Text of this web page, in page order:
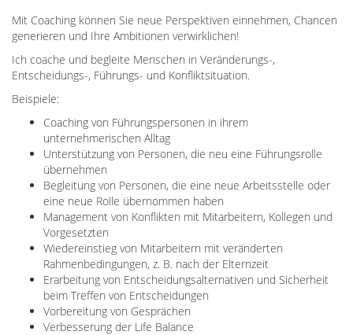
Mit Coaching können Sie neue Perspektiven einnehmen, Chancen
generieren und Ihre Ambitionen verwirklichen!
Ich coache und begleite Menschen in Veränderungs-,
Entscheidungs-, Führungs- und Konfliktsituation.
Beispiele:
Coaching von Führungspersonen in ihrem
unternehmerischen Alltag
Unterstützung von Personen, die neu eine Führungsrolle
übernehmen
Begleitung von Personen, die eine neue Arbeitsstelle oder
eine neue Rolle übernommen haben
Management von Konflikten mit Mitarbeitern, Kollegen und
Vorgesetzten
Wiedereinstieg von Mitarbeitern mit veränderten
Rahmenbedingungen, z. B. nach der Elternzeit
Erarbeitung von Entscheidungsalternativen und Sicherheit
beim Treffen von Entscheidungen
Vorbereitung von Gesprächen
Verbesserung der Life Balance